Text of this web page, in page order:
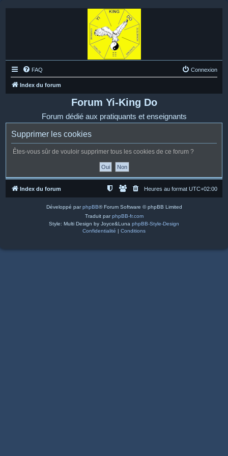
FAQ Connexion
Index du forum
Forum Yi-King Do
Forum dédié aux pratiquants et enseignants
Supprimer les cookies
Êtes-vous sûr de vouloir supprimer tous les cookies de ce forum ?
Index du forum Heures au format UTC+02:00
Développé parphpBB® Forum Software © phpBB Limited
Traduit parphpBB-fr.com
Style: Multi Design by Joyce&Luna phpBB-Style-Design
Confidentialité | Conditions